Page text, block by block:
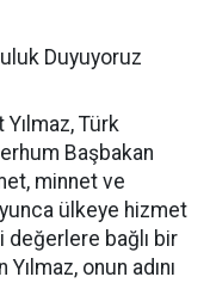
Duyuyoruz
Türk
Başbakan
minnet ve
ülkeye hizmet
değerlere bağlı bir
onun adını